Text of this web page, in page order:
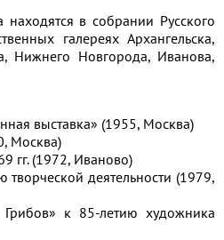
в собрании Русского
галереях Архангельска,
Нижнего Новгорода, Иванова,
выставка» (1955, Москва)
Москва)
гг. (1972, Иваново)
творческой деятельности (1979,
к 85-летию художника